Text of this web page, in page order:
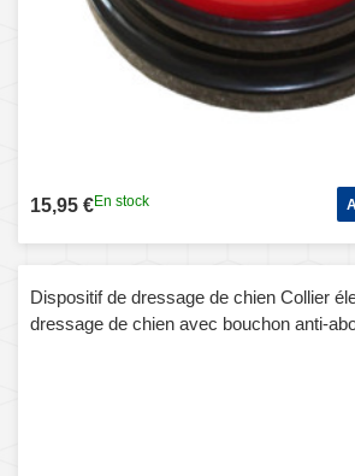
15,95 €En stock
Dispositif de dressage de chien Collier
dressage de chien avec bouchon anti-